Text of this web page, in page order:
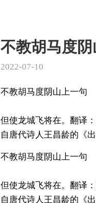
不教胡马度
2022-07-10
不教胡马度阴山上一句
但使龙城飞将在。翻译
自唐代诗人王昌龄的《
不教胡马度阴山上一句
但使龙城飞将在。翻译
自唐代诗人王昌龄的《